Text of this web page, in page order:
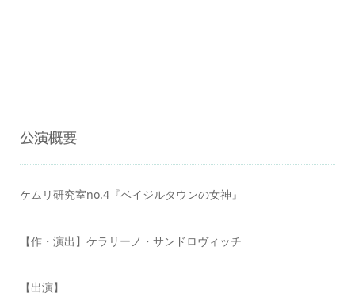
公演概要
ケムリ研究室no.4『ベイジルタウンの女神』
【作・演出】ケラリーノ・サンドロヴィッチ
【出演】